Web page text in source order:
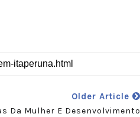
Older Article
Da Mulher E Desenvolvimento